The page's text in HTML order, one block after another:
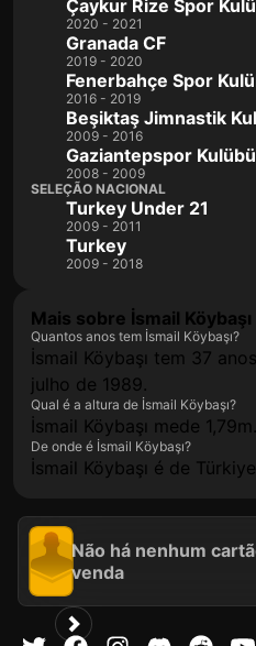
Çaykur Rize Spor
2020 - 2021
Granada CF
2019 - 2020
Fenerbahçe Spor
2016 - 2019
Beşiktaş Jimnastik
2009 - 2016
Gaziantepspor Kulübü
2008 - 2009
SELEÇÃO NACIONAL
Turkey Under 21
2009 - 2011
Turkey
2009 - 2018
Mais sobre İsmail Köybaşı
Quantos anos tem İsmail Köybaşı?
İsmail Köybaşı tem 37
julho de 1989.
Qual é a altura de İsmail Köybaşı?
İsmail Köybaşı mede 1,79m.
De onde é İsmail Köybaşı?
İsmail Köybaşı é de
Não há nenhum
venda